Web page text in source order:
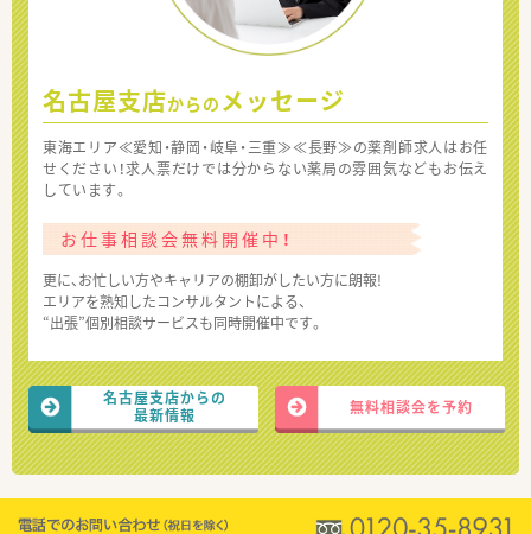
名古屋支店からの メッセージ
東海エリア≪愛知・静岡・岐阜・三重≫≪長野≫の薬剤師求人はお任
せください！求人票だけでは分からない薬局の雰囲気などもお伝え
しています。
お仕事相談会無料開催中！
更に、お忙しい方やキャリアの棚卸がしたい方に朗報!
エリアを熟知したコンサルタントによる、
“出張”個別相談サービスも同時開催中です。
名古屋支店からの
最新情報
無料相談会を予約